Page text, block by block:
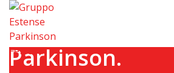
Faccia a faccia
Parkinson.